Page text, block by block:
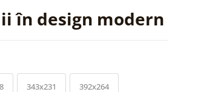
în design modern
343x231 392x264